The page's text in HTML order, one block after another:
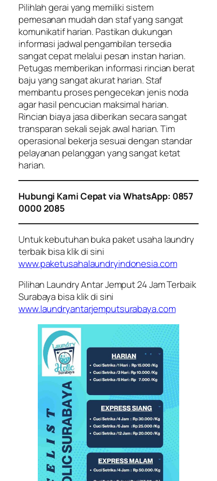
Pilihlah gerai yang memiliki sistem
pemesanan mudah dan staf yang sangat
komunikatif harian. Pastikan dukungan
informasi jadwal pengambilan tersedia
sangat cepat melalui pesan instan harian.
Petugas memberikan informasi rincian berat
baju yang sangat akurat harian. Staf
membantu proses pengecekan jenis noda
agar hasil pencucian maksimal harian.
Rincian biaya jasa diberikan secara sangat
transparan sekali sejak awal harian. Tim
operasional bekerja sesuai dengan standar
pelayanan pelanggan yang sangat ketat
harian.
Hubungi Kami Cepat via WhatsApp: 0857
0000 2085
Untuk kebutuhan buka paket usaha laundry
terbaik bisa klik di sini
www.paketusahalaundryindonesia.com
Pilihan Laundry Antar Jemput 24 Jam Terbaik
Surabaya bisa klik di sini
www.laundryantarjemputsurabaya.com